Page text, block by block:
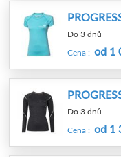
Do 3 dnů
Cena : od 1
Do 3 dnů
Cena : od 1